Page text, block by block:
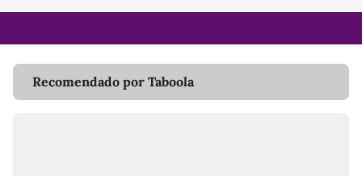
Recomendado por Taboola